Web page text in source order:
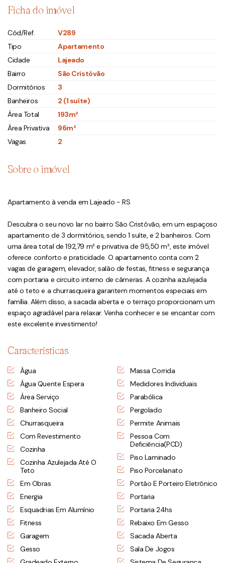
Ficha do imóvel
Cód/Ref.
V289
Tipo
Apartamento
Cidade
Lajeado
Bairro
São Cristóvão
Dormitórios
3
Banheiros
2 (1 suíte)
Área Total
193m²
Área Privativa
96m²
Vagas
2
Sobre o imóvel
Apartamento à venda em Lajeado - RS
Descubra o seu novo lar no bairro São Cristóvão, em um espaçoso
apartamento de 3 dormitórios, sendo 1 suíte, e 2 banheiros. Com
uma área total de 192,79 m² e privativa de 95,50 m², este imóvel
oferece conforto e praticidade. O apartamento conta com 2
vagas de garagem, elevador, salão de festas, fitness e segurança
com portaria e circuito interno de câmeras. A cozinha azulejada
até o teto e a churrasqueira garantem momentos especiais em
família. Além disso, a sacada aberta e o terraço proporcionam um
espaço agradável para relaxar. Venha conhecer e se encantar com
este excelente investimento!
Características
Água
Água Quente Espera
Área Serviço
Banheiro Social
Churrasqueira
Com Revestimento
Cozinha
Cozinha Azulejada Até O
Teto
Em Obras
Energia
Esquadrias Em Alumínio
Fitness
Garagem
Gesso
Massa Corrida
Medidores Individuais
Parabólica
Pergolado
Permite Animais
Pessoa Com
Deficiência(PCD)
Piso Laminado
Piso Porcelanato
Portão E Porteiro Eletrônico
Portaria
Portaria 24hs
Rebaixo Em Gesso
Sacada Aberta
Sala De Jogos